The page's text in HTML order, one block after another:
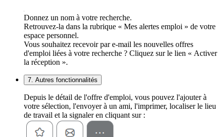
Donnez un nom à votre recherche.
Retrouvez-la dans la rubrique « Mes alertes emploi » de votre
espace personnel.
Vous souhaitez recevoir par e-mail les nouvelles offres
d'emploi liées à votre recherche ? Cliquez sur le lien « Activer
la réception ».
7. Autres fonctionnalités
Depuis le détail de l'offre d'emploi, vous pouvez l'ajouter à
votre sélection, l'envoyer à un ami, l'imprimer, localiser le lieu
de travail et la signaler en cliquant sur :